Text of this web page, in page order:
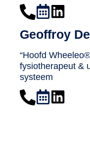
Geoffroy
“Hoofd
fysiotherapeut &
systeem